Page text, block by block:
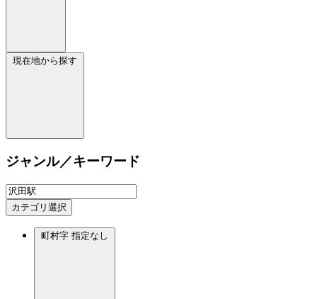
現在地から探す
ジャンル／キーワード
カテゴリ選択
町村字 指定なし